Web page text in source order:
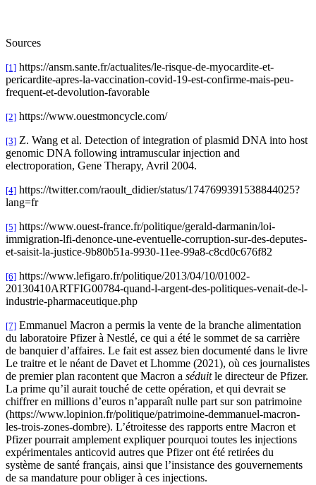
Sources
[1] https://ansm.sante.fr/actualites/le-risque-de-myocardite-et-
pericardite-apres-la-vaccination-covid-19-est-confirme-mais-peu-
frequent-et-devolution-favorable
[2] https://www.ouestmoncycle.com/
[3] Z. Wang et al. Detection of integration of plasmid DNA into host
genomic DNA following intramuscular injection and
electroporation, Gene Therapy, Avril 2004.
[4] https://twitter.com/raoult_didier/status/1747699391538844025?
lang=fr
[5] https://www.ouest-france.fr/politique/gerald-darmanin/loi-
immigration-lfi-denonce-une-eventuelle-corruption-sur-des-deputes-
et-saisit-la-justice-9b80b51a-9930-11ee-99a8-c8cd0c676f82
[6] https://www.lefigaro.fr/politique/2013/04/10/01002-
20130410ARTFIG00784-quand-l-argent-des-politiques-venait-de-l-
industrie-pharmaceutique.php
[7] Emmanuel Macron a permis la vente de la branche alimentation
du laboratoire Pfizer à Nestlé, ce qui a été le sommet de sa carrière
de banquier d’affaires. Le fait est assez bien documenté dans le livre
Le traitre et le néant de Davet et Lhomme (2021), où ces journalistes
de premier plan racontent que Macron a séduitle directeur de Pfizer.
La prime qu’il aurait touché de cette opération, et qui devrait se
chiffrer en millions d’euros n’apparaît nulle part sur son patrimoine
(https://www.lopinion.fr/politique/patrimoine-demmanuel-macron-
les-trois-zones-dombre). L’étroitesse des rapports entre Macron et
Pfizer pourrait amplement expliquer pourquoi toutes les injections
expérimentales anticovid autres que Pfizer ont été retirées du
système de santé français, ainsi que l’insistance des gouvernements
de sa mandature pour obliger à ces injections.